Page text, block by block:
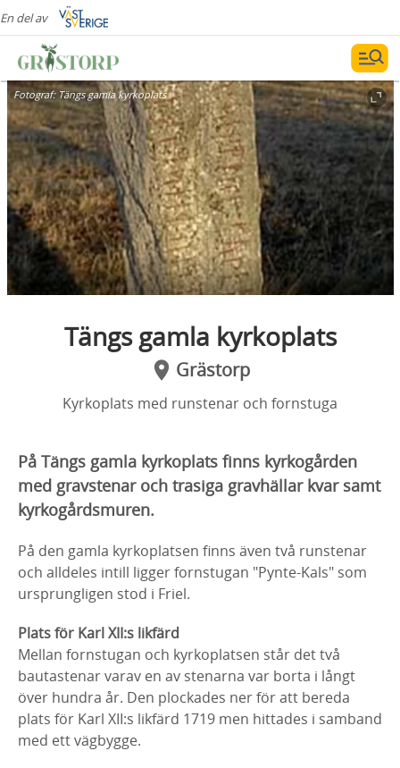
En del av
Fotograf: Tängs gamla kyrkoplats
Tängs gamla kyrkoplats
Grästorp
Kyrkoplats med runstenar och fornstuga
På Tängs gamla kyrkoplats finns kyrkogården
med gravstenar och trasiga gravhällar kvar samt
kyrkogårdsmuren.
På den gamla kyrkoplatsen finns även två runstenar
och alldeles intill ligger fornstugan "Pynte-Kals" som
ursprungligen stod i Friel.
Plats för Karl XII:s likfärd
Mellan fornstugan och kyrkoplatsen står det två
bautastenar varav en av stenarna var borta i långt
över hundra år. Den plockades ner för att bereda
plats för Karl XII:s likfärd 1719 men hittades i samband
med ett vägbygge.